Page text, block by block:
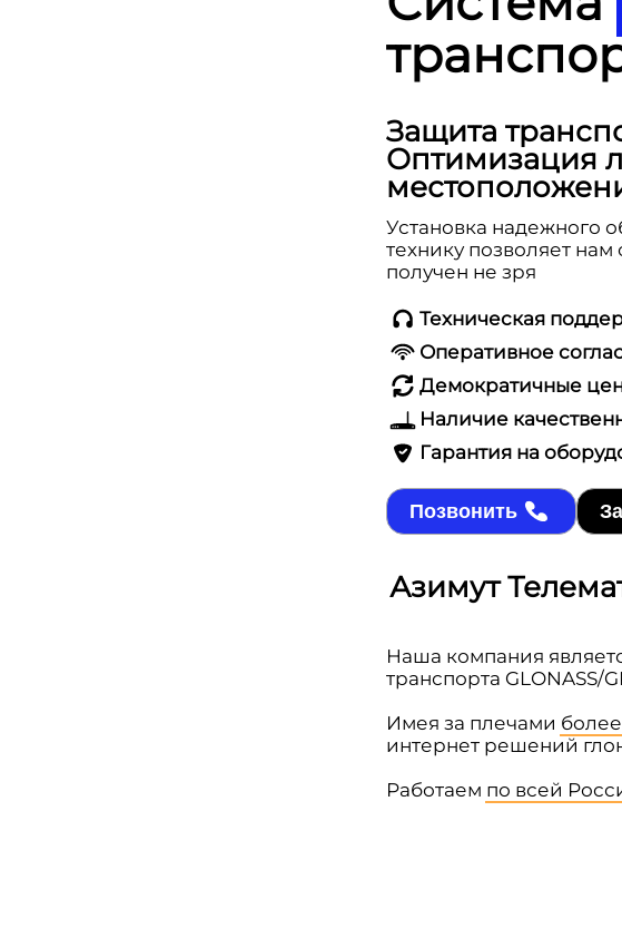
Защита
Оптимизация
Установка надежного
технику позволяет
получен не зря
Техническая
Оперативное
Демократичные
Наличие
Гарантия на
Позвонить
Азимут
Наша компания
транспорта GLONASS/
Имея за плечами
интернет решений
Работаем по всей